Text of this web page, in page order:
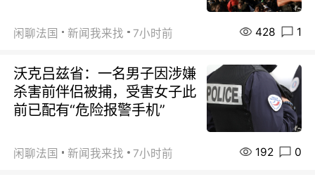
闲聊法国 新闻我来找 7小时前 428 1
沃克吕兹省：一名男子因涉嫌
杀害前伴侣被捕，受害女子此
前已配有“危险报警手机”
闲聊法国 新闻我来找 7小时前 192 0